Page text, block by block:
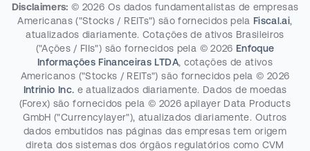
Disclaimers: © 2026 Os dados fundamentalistas de empresas
Americanas ("Stocks / REITs") são fornecidos pela Fiscal.ai,
atualizados diariamente. Cotações de ativos Brasileiros
("Ações / FIIs") são fornecidos pela ©2026 Enfoque
Informações Financeiras LTDA, cotações de ativos
Americanos ("Stocks / REITs") são fornecidos pela© 2026
Intrinio Inc. e atualizados diariamente. Dados de moedas
(Forex) são fornecidos pela © 2026apilayer Data Products
GmbH ("Currencylayer"), atualizados diariamente. Outros
dados embutidos nas páginas das empresas tem origem
direta dos sistemas dos órgãos regulatórios como CVM